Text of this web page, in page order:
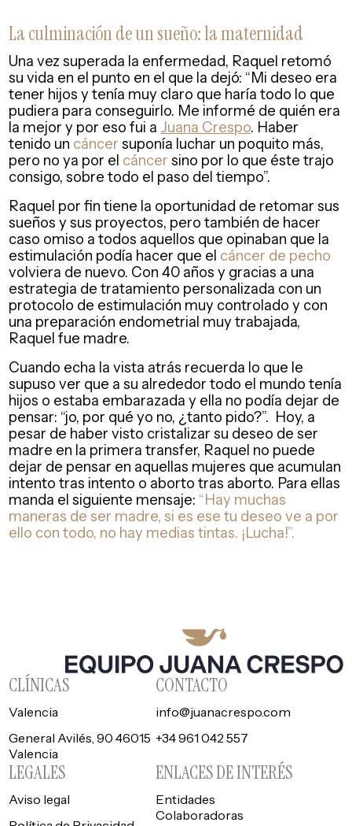
La culminación de un sueño: la maternidad
Una vez superada la enfermedad, Raquel retomó
su vida en el punto en el que la dejó: “Mi deseo era
tener hijos y tenía muy claro que haría todo lo que
pudiera para conseguirlo. Me informé de quién era
la mejor y por eso fui a Juana Crespo. Haber
tenido un cáncer suponía luchar un poquito más,
pero no ya por el cáncer sino por lo que éste trajo
consigo, sobre todo el paso del tiempo”.
Raquel por fin tiene la oportunidad de retomar sus
sueños y sus proyectos, pero también de hacer
caso omiso a todos aquellos que opinaban que la
estimulación podía hacer que el cáncer de pecho
volviera de nuevo. Con 40 años y gracias a una
estrategia de tratamiento personalizada con un
protocolo de estimulación muy controlado y con
una preparación endometrial muy trabajada,
Raquel fue madre.
Cuando echa la vista atrás recuerda lo que le
supuso ver que a su alrededor todo el mundo tenía
hijos o estaba embarazada y ella no podía dejar de
pensar: “jo, por qué yo no, ¿tanto pido?”. Hoy, a
pesar de haber visto cristalizar su deseo de ser
madre en la primera transfer, Raquel no puede
dejar de pensar en aquellas mujeres que acumulan
intento tras intento o aborto tras aborto. Para ellas
manda el siguiente mensaje: “Hay muchas
maneras de ser madre, si es ese tu deseo ve a por
ello con todo, no hay medias tintas. ¡Lucha!”.
CLÍNICAS
Valencia
General Avilés, 90 46015
Valencia
CONTACTO
info@juanacrespo.com
+34 961 042 557
LEGALES
Aviso legal
ENLACES DE INTERÉS
Entidades
Colaboradoras